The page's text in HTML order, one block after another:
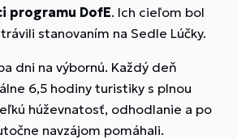
programu DofE. Ich cieľom bol
stanovaním na Sedle Lúčky.
dni na výbornú. Každý deň
6,5 hodiny turistiky s plnou
húževnatosť, odhodlanie a po
navzájom pomáhali.